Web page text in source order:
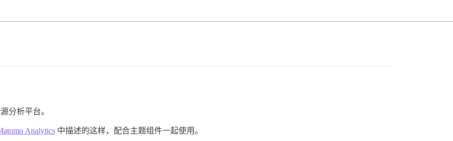
分析平台。
Analytics 中描述的这样，配合主题组件一起使用。